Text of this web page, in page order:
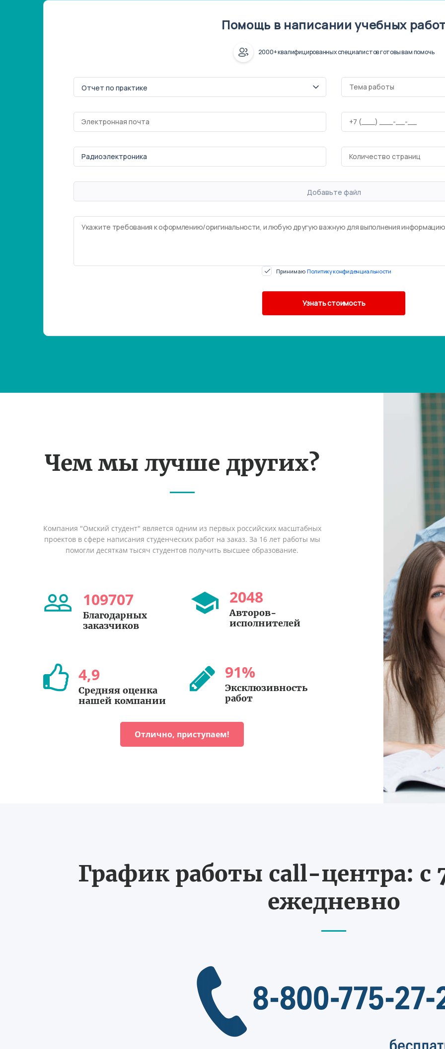
Помощь в написании учебных
2000+ квалифицированных специалистов готовы вам помочь
Добавьте файл
Принимаю Политику конфиденциальности
Чем мы лучше других?
Компания "Омский студент" является одним из первых российских масштабных
проектов в сфере написания студенческих работ на заказ. За 16 лет работы мы
помогли десяткам тысяч студентов получить высшее образование.
109707
Благодарных
заказчиков
2048
Авторов-
исполнителей
4,9
Средняя оценка
нашей компании
91%
Эксклюзивность
работ
Отлично, приступаем!
График работы call-центра: с
ежедневно